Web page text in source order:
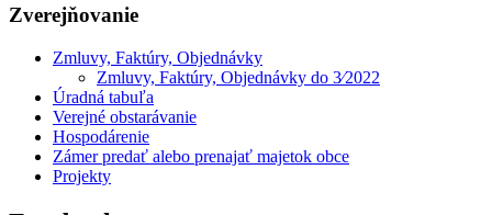
Zverejňovanie
Zmluvy, Faktúry, Objednávky
Zmluvy, Faktúry, Objednávky do 3⁄2022
Úradná tabuľa
Verejné obstarávanie
Hospodárenie
Zámer predať alebo prenajať majetok obce
Projekty